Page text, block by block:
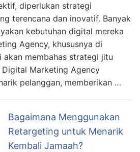
diperlukan strategi
terencana dan inovatif. Banyak
kebutuhan digital mereka
Agency, khususnya di
akan membahas strategi jitu
Marketing Agency
pelanggan, memberikan …
Bagaimana Menggunakan
Retargeting untuk Menarik
Kembali Jamaah?